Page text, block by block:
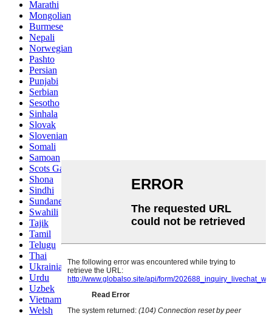
Marathi
Mongolian
Burmese
Nepali
Norwegian
Pashto
Persian
Punjabi
Serbian
Sesotho
Sinhala
Slovak
Slovenian
Somali
Samoan
Scots Gaelic
Shona
Sindhi
Sundanese
Swahili
Tajik
Tamil
Telugu
Thai
Ukrainian
Urdu
Uzbek
Vietnamese
Welsh